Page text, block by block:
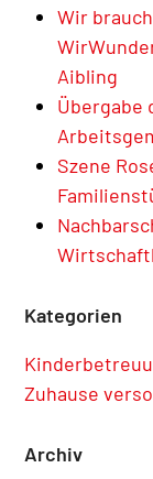
Wir
Aibling
Übergabe
Szene
Kategorien
Zuhause
Archiv